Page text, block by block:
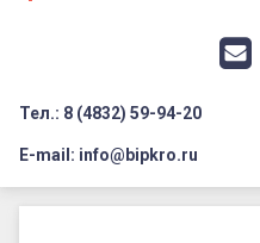
Профилактика
Флагманы образования
Педагог-психолог
Заголовок сайта →
Тел.: 8 (4832) 59-94-20
E-mail: info@bipkro.ru